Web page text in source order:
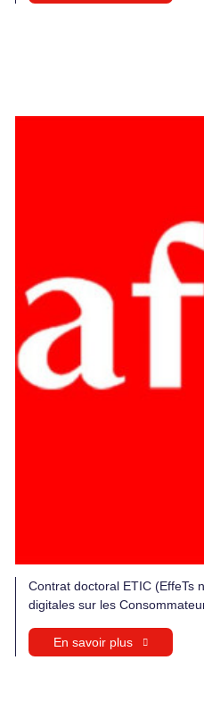
Contrat doctoral ETIC (EffeTs
digitales sur les
En savoir plus